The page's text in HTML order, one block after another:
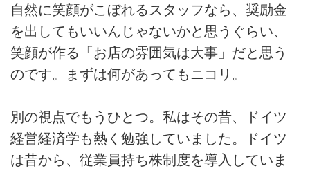
自然に笑顔がこぼれるスタッフなら、奨励金
を出してもいいんじゃないかと思うぐらい、
笑顔が作る「お店の雰囲気は大事」だと思う
のです。まずは何があってもニコリ。
別の視点でもうひとつ。私はその昔、ドイツ
経営経済学も熱く勉強していました。ドイツ
は昔から、従業員持ち株制度を導入していま